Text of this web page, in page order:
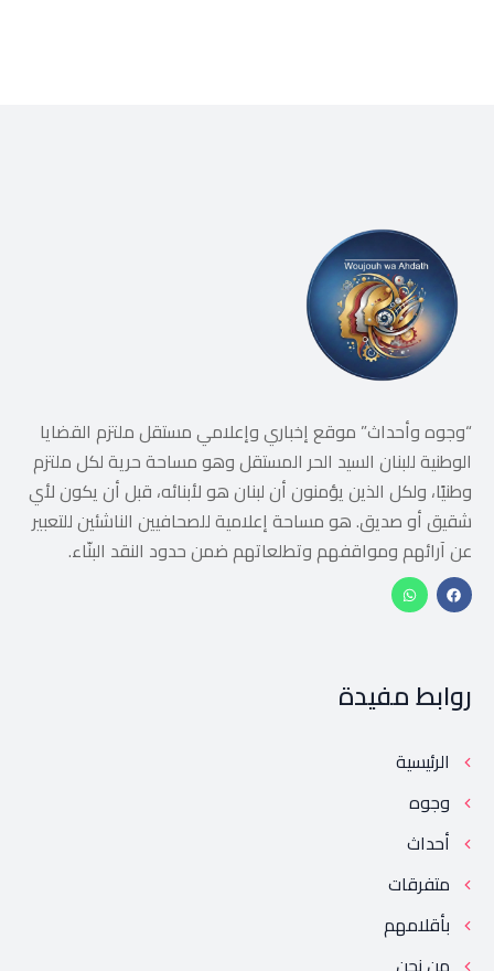
“وجوه وأحداث” موقع إخباري وإعلامي مستقل ملتزم القضايا
الوطنية للبنان السيد الحر المستقل وهو مساحة حرية لكل ملتزم
وطنيًا، ولكل الذين يؤمنون أن لبنان هو لأبنائه، قبل أن يكون لأي
شقيق أو صديق. هو مساحة إعلامية للصحافيين الناشئين للتعبير
عن آرائهم ومواقفهم وتطلعاتهم ضمن حدود النقد البنّاء.
روابط مفيدة
الرئيسية
وجوه
أحداث
متفرقات
بأقلامهم